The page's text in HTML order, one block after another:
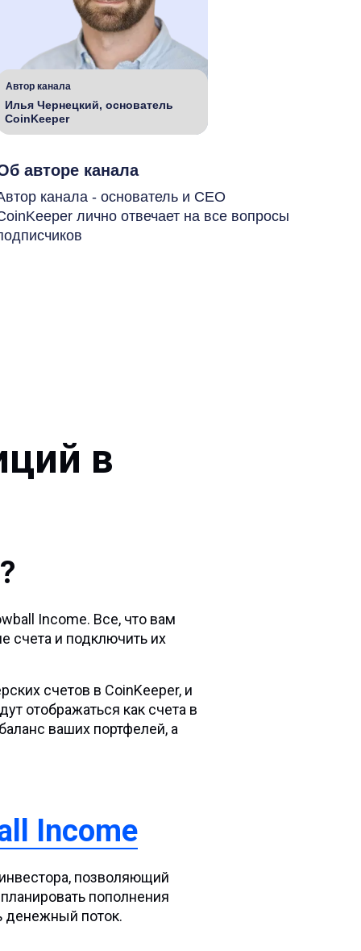
Автор канала
Илья Чернецкий, основатель
CoinKeeper
авторе канала
канала - основатель и CEO
лично отвечает на все вопросы
счетов в CoinKeeper, и
отображаться как счета в
ваших портфелей, а
Income. Все, что вам
счета и подключить их
в
Income
позволяющий
пополнения
денежный поток.